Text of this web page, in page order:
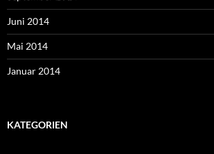
Juni 2014
Mai 2014
Januar 2014
KATEGORIEN